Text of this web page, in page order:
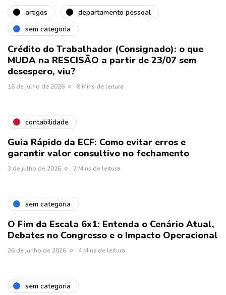
artigos
departamento pessoal
sem categoria
Crédito do Trabalhador (Consignado): o que
MUDA na RESCISÃO a partir de 23/07 sem
desespero, viu?
16 de julho de 2026 8 Mins de leitura
contabilidade
Guia Rápido da ECF: Como evitar erros e
garantir valor consultivo no fechamento
3 de julho de 2026 2 Mins de leitura
sem categoria
O Fim da Escala 6x1: Entenda o Cenário Atual,
Debates no Congresso e o Impacto Operacional
26 de junho de 2026 4 Mins de leitura
sem categoria